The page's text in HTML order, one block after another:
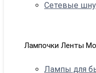
Сетевые
Лампочки Ленты
Лампы для